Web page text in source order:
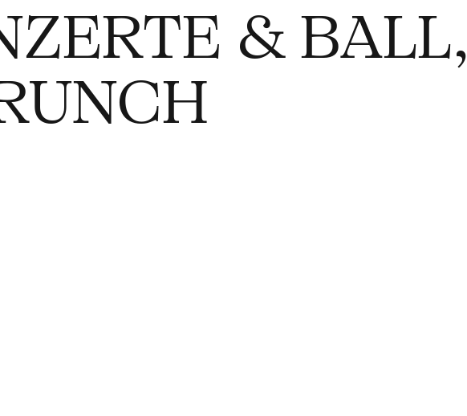
& BALL,